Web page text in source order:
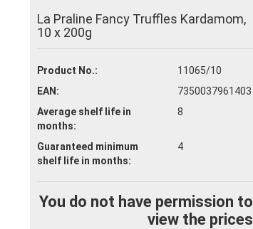
Forgot password?
La Praline Fancy Truffles Kardamom,
10 x 200g
Product No.:
11065/10
EAN:
7350037961403
Average shelf life in
months:
8
Guaranteed minimum
shelf lifein months:
4
You do not have permission to
view the prices